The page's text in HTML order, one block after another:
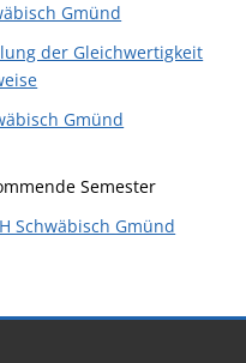
Gmünd
der Gleichwertigkeit
Gmünd
Semester
Schwäbisch Gmünd